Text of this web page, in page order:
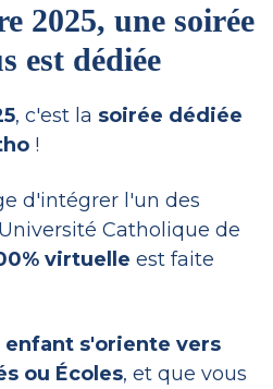
2025, une soirée
est dédiée
, c'est la soirée dédiée
!
d'intégrer l'un des
Catholique de
virtuelle est faite
enfant s'oriente vers
ou Écoles, et que vous